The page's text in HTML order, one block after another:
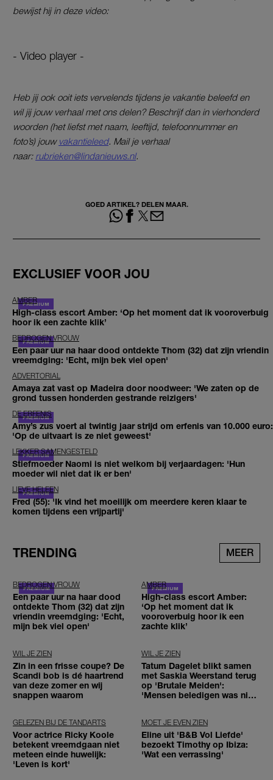
bewijst hij in deze video:
- Video player -
Heb jij ook ooit iets vervelends tijdens je vakantie beleefd en
wil jij jouw verhaal met ons delen? Beschrijf dan in vierhonderd
woorden (het liefst met naam, leeftijd, telefoonnummer en
foto’s) jouw vakantieleed. Mail je verhaal
naar: rubrieken@lindanieuws.nl.
GOED ARTIKEL? DELEN MAAR.
EXCLUSIEF VOOR JOU
AMBER
High-class escort Amber: ‘Op het moment dat ik vooroverbuig
hoor ik een zachte klik’
BEDROGEN VROUW
Een paar uur na haar dood ontdekte Thom (32) dat zijn vriendin
vreemdging: 'Echt, mijn bek viel open'
ADVERTORIAL
Amaya zat vast op Madeira door noodweer: 'We zaten op de
grond tussen honderden gestrande reizigers'
DE ERFENIS
Amy’s zus voert al twintig jaar strijd om erfenis van 10.000 euro:
'Op de uitvaart is ze niet geweest'
LEKKER SAMENGESTELD
Stiefmoeder Naomi is niet welkom bij verjaardagen: 'Hun
moeder wil niet dat ik er ben'
LIEVE HELEEN
Fred (55): 'Ik vind het moeilijk om meerdere keren klaar te
komen tijdens een vrijpartij'
TRENDING MEER
BEDROGEN VROUW
Een paar uur na haar dood
ontdekte Thom (32) dat zijn
vriendin vreemdging: 'Echt,
mijn bek viel open'
AMBER
High-class escort Amber:
‘Op het moment dat ik
vooroverbuig hoor ik een
zachte klik’
WIL JE ZIEN
Zin in een frisse coupe? De
Scandi bob is dé haartrend
van deze zomer en wij
snappen waarom
WIL JE ZIEN
Tatum Dagelet blikt samen
met Saskia Weerstand terug
op 'Brutale Meiden':
'Mensen beledigen was niet
GELEZEN BIJ DE TANDARTS
Voor actrice Ricky Koole
betekent vreemdgaan niet
meteen einde huwelijk:
'Leven is kort'
MOET JE EVEN ZIEN
Eline uit 'B&B Vol Liefde'
bezoekt Timothy op Ibiza:
'Wat een verrassing'